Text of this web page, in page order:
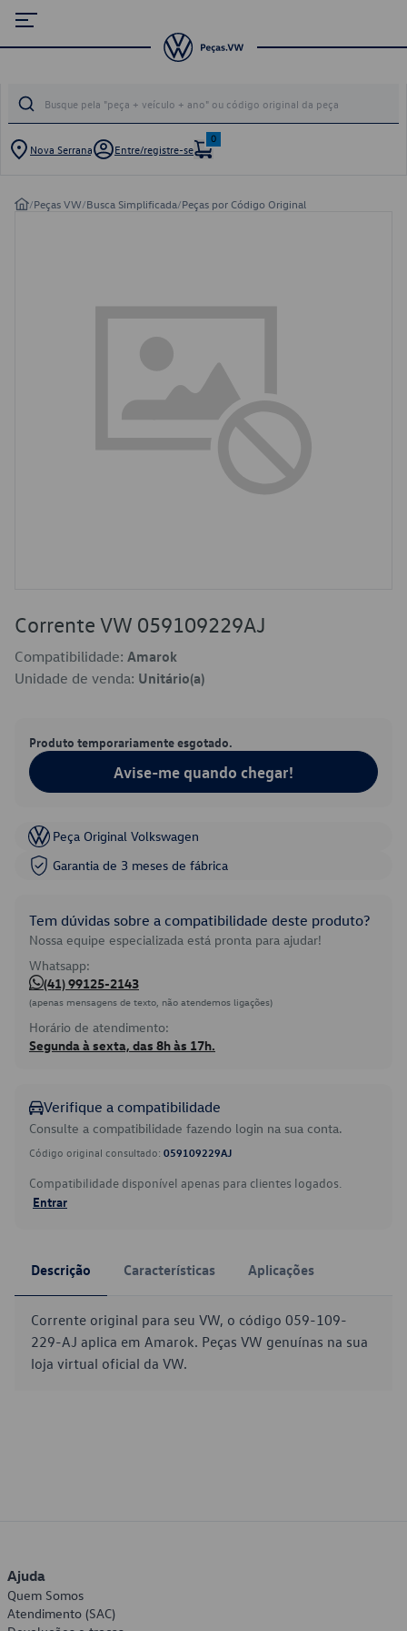
Nova Serrana Entre/registre-se
0
/Peças VW/Busca Simplificada/Peças por Código Original
Corrente VW 059109229AJ
Compatibilidade: Amarok
Unidade de venda: Unitário(a)
Produto temporariamente esgotado.
Avise-me quando chegar!
Peça Original Volkswagen
Garantia de 3 meses de fábrica
Tem dúvidas sobre a compatibilidade deste produto?
Nossa equipe especializada está pronta para ajudar!
Whatsapp:
(41) 99125-2143
(apenas mensagens de texto, não atendemos ligações)
Horário de atendimento:
Segunda à sexta, das 8h às 17h.
Verifique a compatibilidade
Consulte a compatibilidade fazendo login na sua conta.
Código original consultado: 059109229AJ
Compatibilidade disponível apenas para clientes logados.
Entrar
Descrição Características Aplicações
Corrente original para seu VW, o código 059-109-
229-AJ aplica em Amarok. Peças VW genuínas na sua
loja virtual oficial da VW.
Ajuda
Quem Somos
Atendimento (SAC)